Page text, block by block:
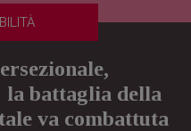
la battaglia della
va combattuta